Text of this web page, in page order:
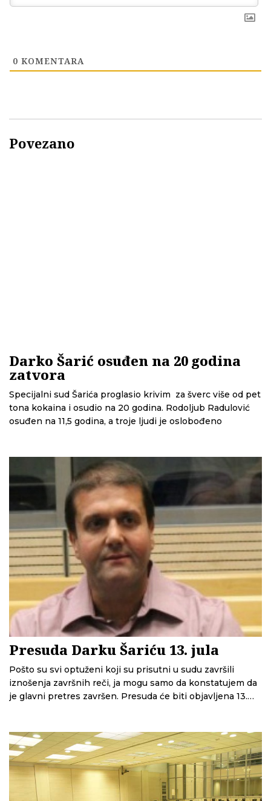
0 KOMENTARA
Povezano
Darko Šarić osuđen na 20 godina
zatvora
Specijalni sud Šarića proglasio krivim za šverc više od pet
tona kokaina i osudio na 20 godina. Rodoljub Radulović
osuđen na 11,5 godina, a troje ljudi je oslobođeno
Presuda Darku Šariću 13. jula
Pošto su svi optuženi koji su prisutni u sudu završili
iznošenja završnih reči, ja mogu samo da konstatujem da
je glavni pretres završen. Presuda će biti objavljena 13.